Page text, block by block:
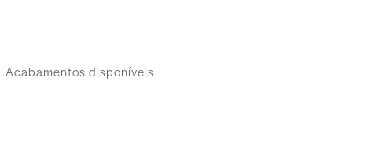
Acabamentos disponíveis